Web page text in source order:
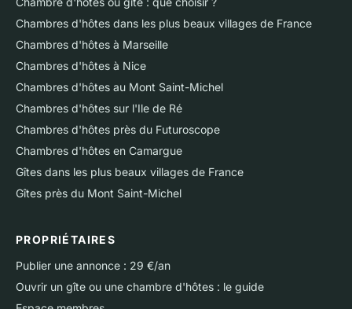
Chambres d'hôtes dans les plus beaux villages de France
Chambres d'hôtes à Marseille
Chambres d'hôtes à Nice
Chambres d'hôtes au Mont Saint-Michel
Chambres d'hôtes sur l'Ile de Ré
Chambres d'hôtes près du Futuroscope
Chambres d'hôtes en Camargue
Gîtes dans les plus beaux villages de France
Gîtes près du Mont Saint-Michel
PROPRIÉTAIRES
Publier une annonce : 29 €/an
Ouvrir un gîte ou une chambre d'hôtes : le guide